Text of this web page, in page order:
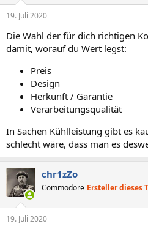
19. Juli 2020
Die Wahl der für dich richtigen
damit, worauf du Wert legst:
Preis
Design
Herkunft / Garantie
Verarbeitungsqualität
In Sachen Kühlleistung gibt es
schlecht wäre, dass man es
chr1zZo
Commodore Ersteller dieses
19. Juli 2020